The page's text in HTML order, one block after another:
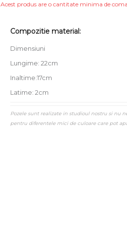
Acest produs are o cantitate minima de
Compozitie material:
Dimensiuni
Lungime: 22cm
Inaltime:17cm
Latime: 2cm
Pozele sunt realizate in studioul nostru si nu
pentru diferentele mici de culoare care pot